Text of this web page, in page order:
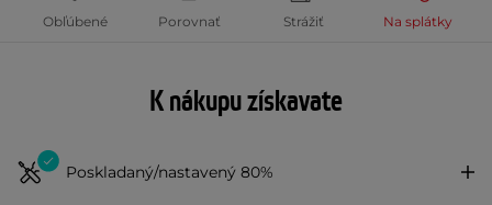
Obľúbené Porovnať Strážiť Na splátky
K nákupu získavate
Poskladaný/nastavený 80%